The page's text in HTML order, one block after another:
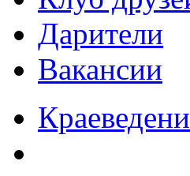
Дарители
Вакансии